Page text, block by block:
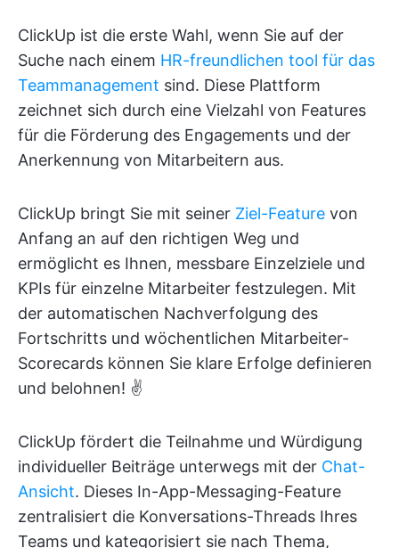
ClickUp ist die erste Wahl, wenn Sie auf der
Suche nach einem HR-freundlichen tool für das
Teammanagement sind. Diese Plattform
zeichnet sich durch eine Vielzahl von Features
für die Förderung des Engagements und der
Anerkennung von Mitarbeitern aus.
ClickUp bringt Sie mit seiner Ziel-Feature von
Anfang an auf den richtigen Weg und
ermöglicht es Ihnen, messbare Einzelziele und
KPIs für einzelne Mitarbeiter festzulegen. Mit
der automatischen Nachverfolgung des
Fortschritts und wöchentlichen Mitarbeiter-
Scorecards können Sie klare Erfolge definieren
und belohnen! ✌️
ClickUp fördert die Teilnahme und Würdigung
individueller Beiträge unterwegs mit der Chat-
Ansicht. Dieses In-App-Messaging-Feature
zentralisiert die Konversations-Threads Ihres
Teams und kategorisiert sie nach Thema,